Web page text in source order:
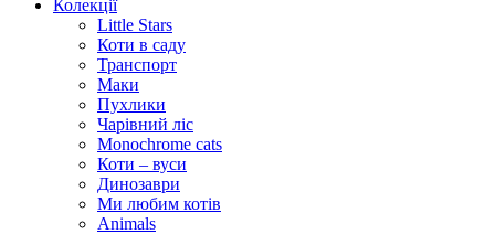
Колекції
Little Stars
Коти в саду
Транспорт
Маки
Пухлики
Чарівний ліс
Monochrome cats
Коти – вуси
Динозаври
Ми любим котів
Animals